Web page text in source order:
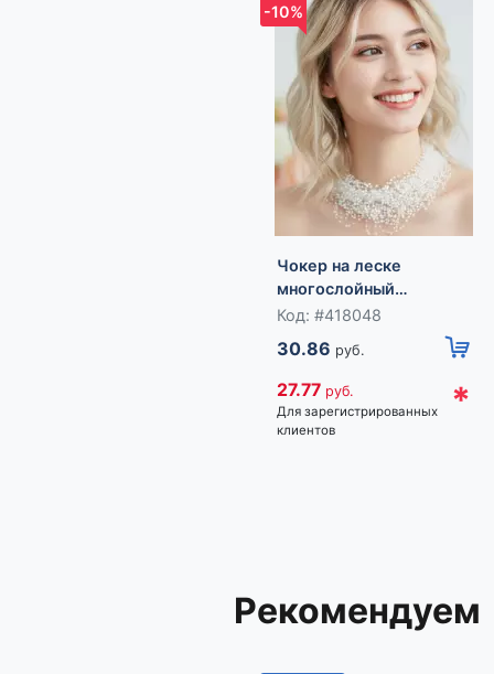
-10%
Чокер на леске
многослойный
«Жемчужная Богема»,
белый
Код: #418048
30.86 руб.
27.77 руб.
Для зарегистрированных
клиентов
*
Рекомендуем